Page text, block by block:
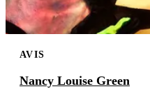
AVIS
Nancy Louise Green